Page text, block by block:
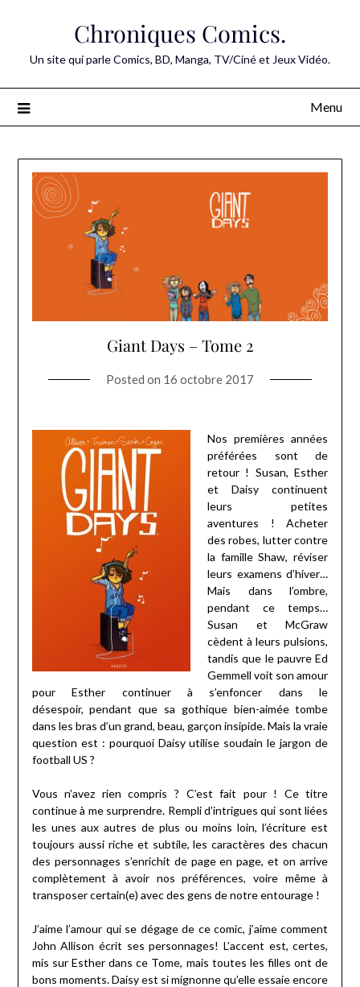
Chroniques Comics.
Un site qui parle Comics, BD, Manga, TV/Ciné et Jeux Vidéo.
Menu
Giant Days – Tome 2
Posted on 16 octobre 2017
Nos premières années
préférées sont de
retour ! Susan, Esther
et Daisy continuent
leurs petites
aventures ! Acheter
des robes, lutter contre
la famille Shaw, réviser
leurs examens d’hiver…
Mais dans l’ombre,
pendant ce temps…
Susan et McGraw
cèdent à leurs pulsions,
tandis que le pauvre Ed
Gemmell voit son amour
pour Esther continuer à s’enfoncer dans le
désespoir, pendant que sa gothique bien-aimée tombe
dans les bras d’un grand, beau, garçon insipide. Mais la vraie
question est : pourquoi Daisy utilise soudain le jargon de
football US ?
Vous n’avez rien compris ? C’est fait pour ! Ce titre
continue à me surprendre. Rempli d’intrigues qui sont liées
les unes aux autres de plus ou moins loin, l’écriture est
toujours aussi riche et subtile, les caractères des chacun
des personnages s’enrichit de page en page, et on arrive
complètement à avoir nos préférences, voire même à
transposer certain(e) avec des gens de notre entourage !
J’aime l’amour qui se dégage de ce comic, j’aime comment
John Allison écrit ses personnages! L’accent est, certes,
mis sur Esther dans ce Tome, mais toutes les filles ont de
bons moments. Daisy est si mignonne qu’elle essaie encore